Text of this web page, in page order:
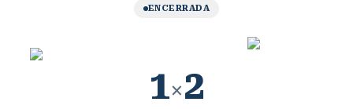
ENCERRADA
1×2